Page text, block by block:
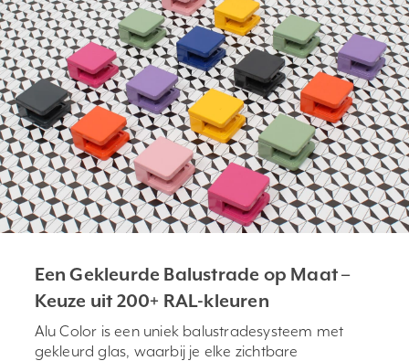
Een Gekleurde Balustrade op Maat –
Keuze uit 200+ RAL-kleuren
Alu Color is een uniek balustradesysteem met
gekleurd glas, waarbij je elke zichtbare